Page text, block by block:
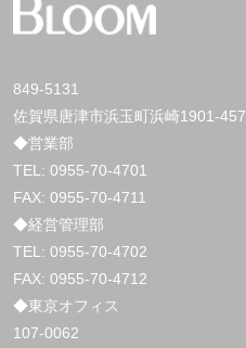
849-5131
佐賀県唐津市浜玉町浜崎1901-457
◆営業部
TEL: 0955-70-4701
FAX: 0955-70-4711
◆経営管理部
TEL: 0955-70-4702
FAX: 0955-70-4712
◆東京オフィス
107-0062